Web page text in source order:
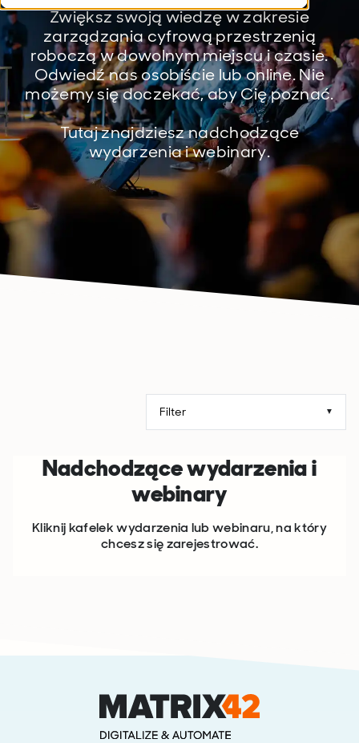
Zwiększ swoją wiedzę w zakresie
zarządzania cyfrową przestrzenią
roboczą w dowolnym miejscu i czasie.
Odwiedź nas osobiście lub online. Nie
możemy się doczekać, aby Cię poznać.
Tutaj znajdziesz nadchodzące
wydarzenia i webinary.
Nadchodzące wydarzenia i
webinary
Kliknij kafelek wydarzenia lub webinaru, na który
chcesz się zarejestrować.